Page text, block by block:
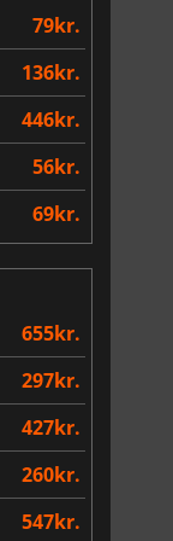
79kr.
136kr.
446kr.
56kr.
69kr.
655kr.
297kr.
427kr.
260kr.
547kr.